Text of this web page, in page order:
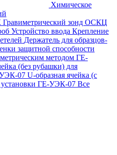
Химическое
Гравиметрический зонд ОСКЦ
Устройство ввода Крепление
Держатель для образцов-
защитной способности
методом ГЕ-
(без рубашки) для
УЭК-07 U-образная ячейка (с
установки ГЕ-УЭК-07 Все